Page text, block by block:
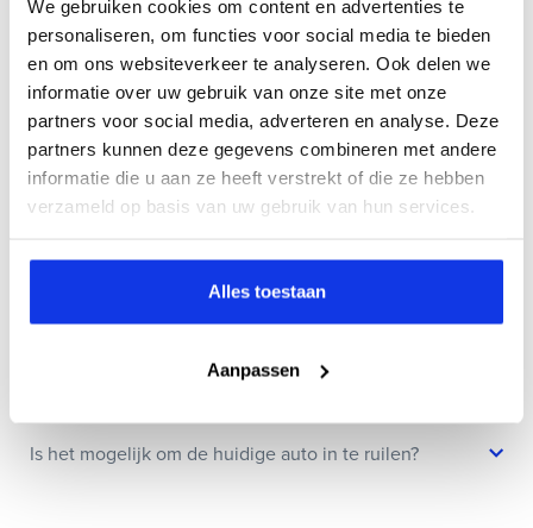
We gebruiken cookies om content en advertenties te
personaliseren, om functies voor social media te bieden
en om ons websiteverkeer te analyseren. Ook delen we
informatie over uw gebruik van onze site met onze
partners voor social media, adverteren en analyse. Deze
partners kunnen deze gegevens combineren met andere
informatie die u aan ze heeft verstrekt of die ze hebben
verzameld op basis van uw gebruik van hun services.
Alles toestaan
Aanpassen
Veelgestelde vragen
Wanneer kan ik een proefrit maken?
Kan ik een auto reserveren?
Wat zit er allemaal in jullie Bovag Plus afleverpakket?
Is het mogelijk om de huidige auto in te ruilen?